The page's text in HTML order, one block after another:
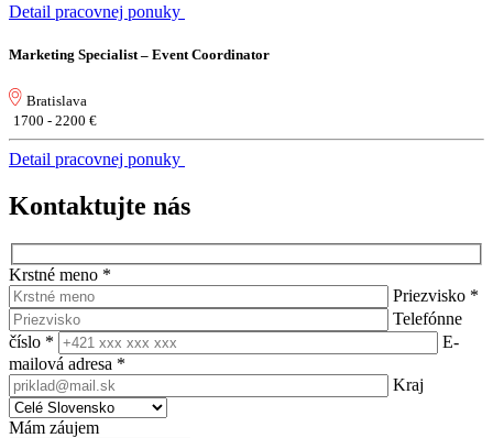
Detail pracovnej ponuky
Marketing Specialist – Event Coordinator
Bratislava
1700 - 2200 €
Detail pracovnej ponuky
Kontaktujte nás
Krstné meno *
Priezvisko *
Telefónne
číslo *
E-
mailová adresa *
Kraj
Mám záujem